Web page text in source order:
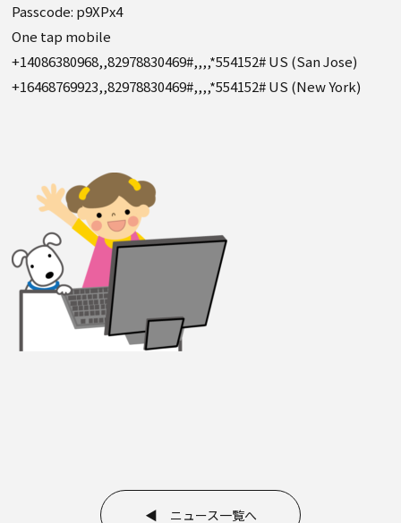
Passcode: p9XPx4
One tap mobile
+14086380968,,82978830469#,,,,*554152# US (San Jose)
+16468769923,,82978830469#,,,,*554152# US (New York)
◀ ニュース一覧へ